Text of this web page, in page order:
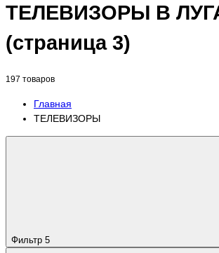
ТЕЛЕВИЗОРЫ В
(страница 3)
197 товаров
Главная
ТЕЛЕВИЗОРЫ
Фильтр 5